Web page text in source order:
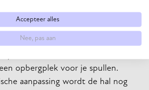
Kies voor een spiegel met
haken eronder waar je
aan kunt hangen of
opbergplek voor je spullen.
aanpassing wordt de hal nog
Accepteer alles
Nee, pas aan